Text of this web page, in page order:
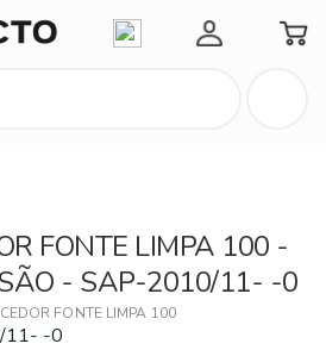
Minha Conta
FONTE LIMPA 100 -
- SAP-2010/11- -0
FONTE LIMPA 100
11- -0